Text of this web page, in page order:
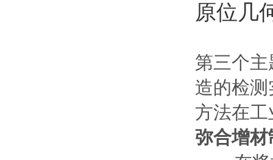
原位几
第三个
造的检
方法在
弥合增